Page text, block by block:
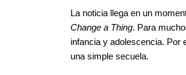
La noticia llega en un
Change a Thing. Para
infancia y adolescencia. Por
una simple secuela.